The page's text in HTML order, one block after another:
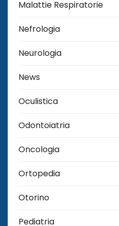
Malattie Respiratorie
Nefrologia
Neurologia
News
Oculistica
Odontoiatria
Oncologia
Ortopedia
Otorino
Pediatria